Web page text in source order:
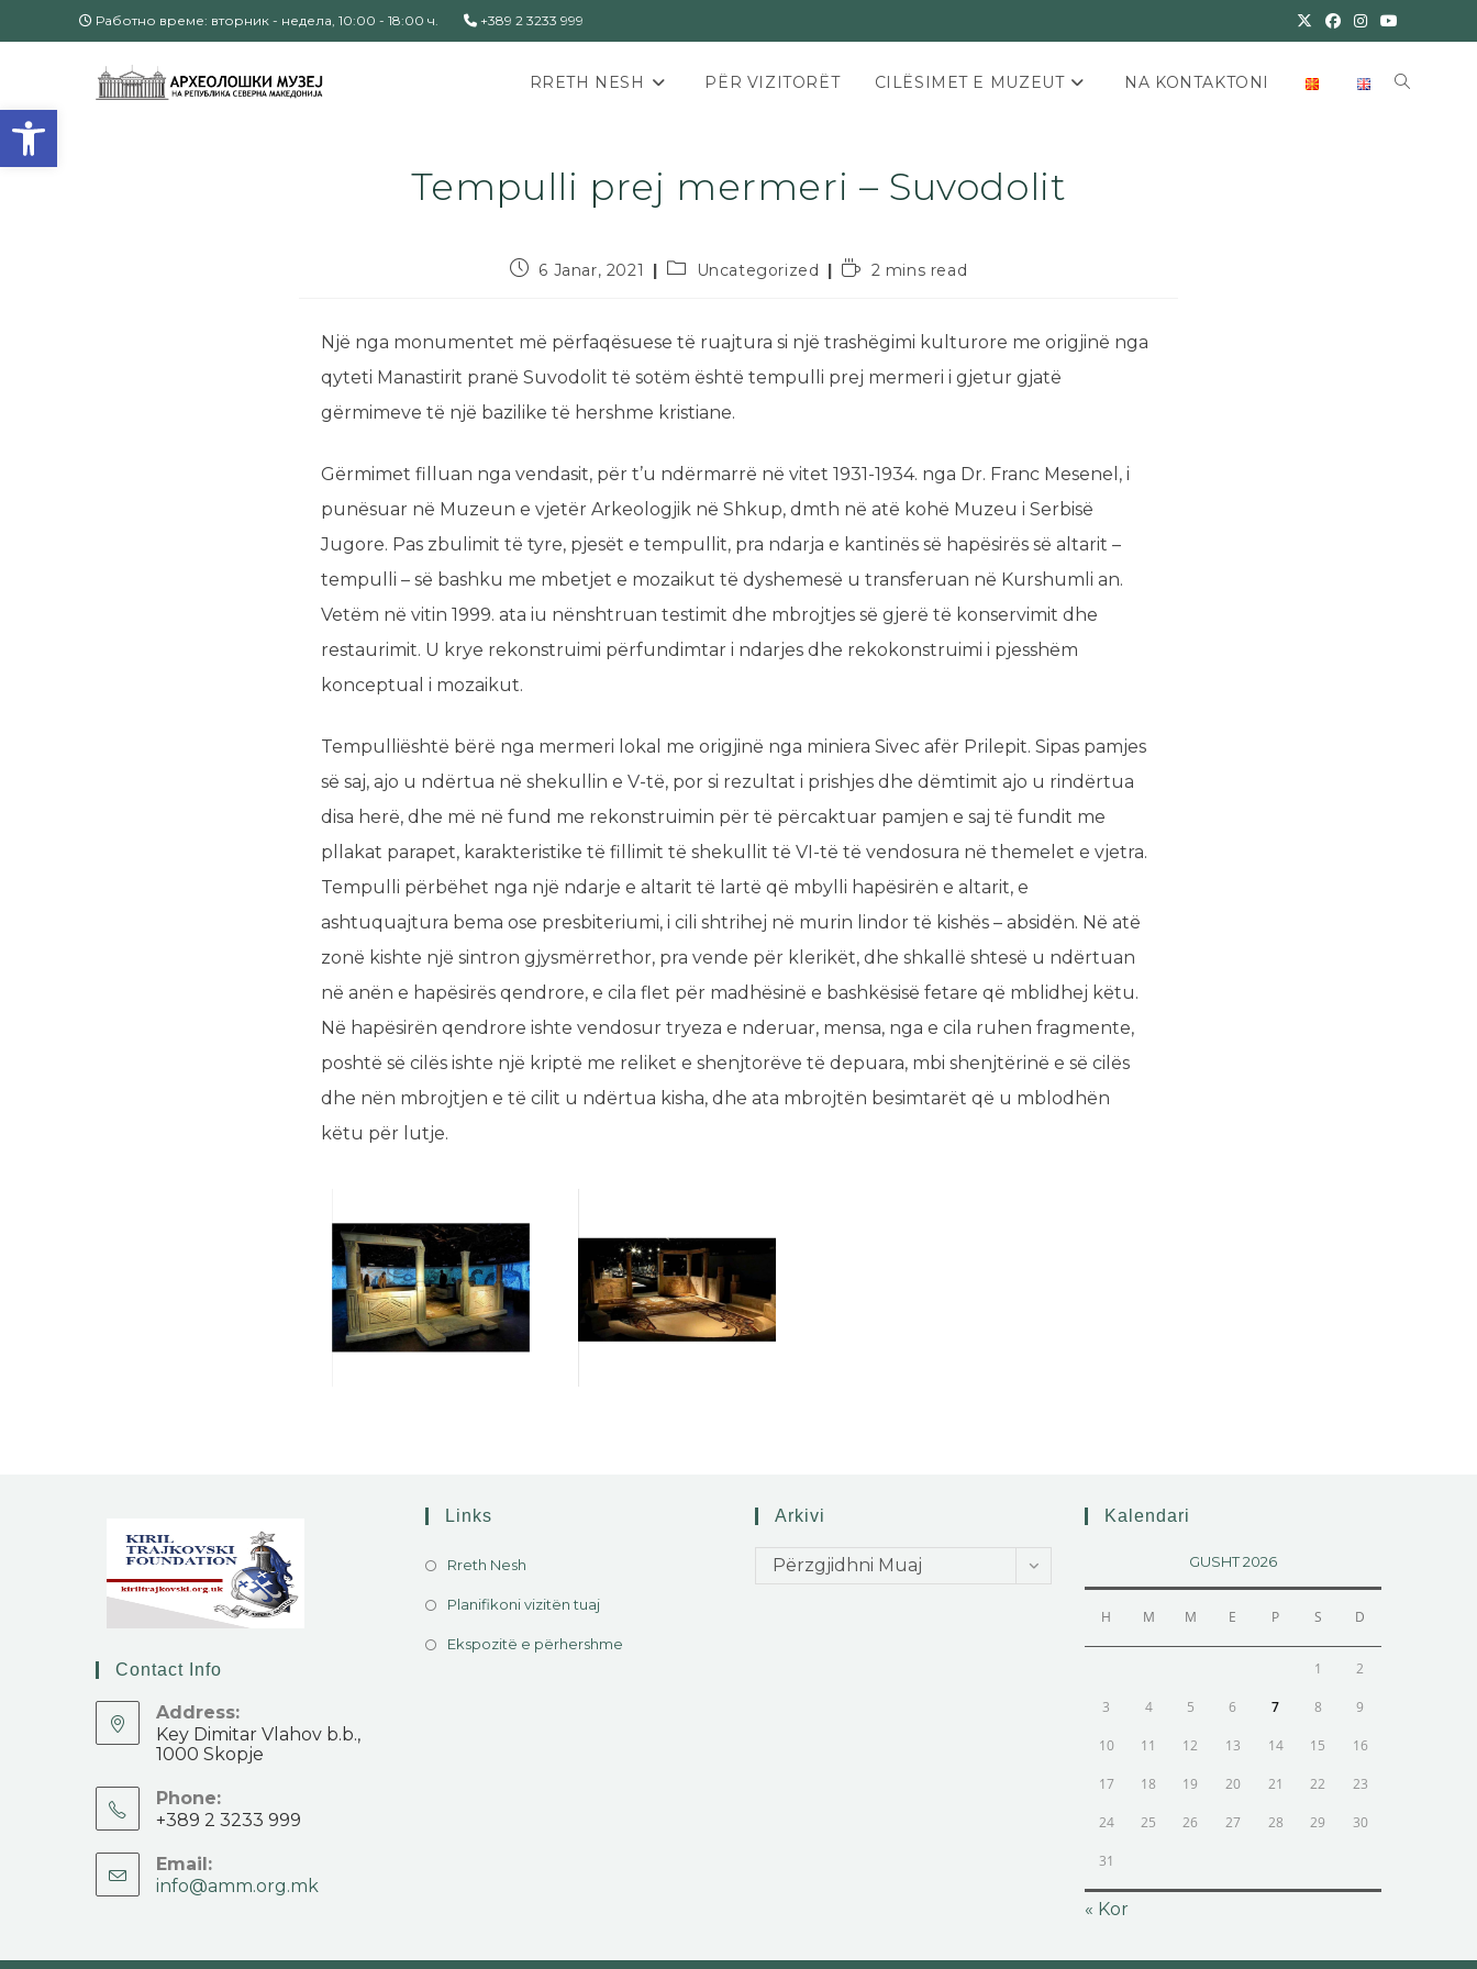
Open toolbar
Работно време: вторник - недела, 10:00 - 18:00 ч. +389 2 3233 999
RRETH NESH PËR VIZITORËT CILËSIMET E MUZEUT NA KONTAKTONI
Tempulli prej mermeri – Suvodolit
6 Janar, 2021 Uncategorized 2 mins read
Një nga monumentet më përfaqësuese të ruajtura si një trashëgimi kulturore me origjinë nga
qyteti Manastirit pranë Suvodolit të sotëm është tempulli prej mermeri i gjetur gjatë
gërmimeve të një bazilike të hershme kristiane.
Gërmimet filluan nga vendasit, për t’u ndërmarrë në vitet 1931-1934. nga Dr. Franc Mesenel, i
punësuar në Muzeun e vjetër Arkeologjik në Shkup, dmth në atë kohë Muzeu i Serbisë
Jugore. Pas zbulimit të tyre, pjesët e tempullit, pra ndarja e kantinës së hapësirës së altarit –
tempulli – së bashku me mbetjet e mozaikut të dyshemesë u transferuan në Kurshumli an.
Vetëm në vitin 1999. ata iu nënshtruan testimit dhe mbrojtjes së gjerë të konservimit dhe
restaurimit. U krye rekonstruimi përfundimtar i ndarjes dhe rekokonstruimi i pjesshëm
konceptual i mozaikut.
Tempulliështë bërë nga mermeri lokal me origjinë nga miniera Sivec afër Prilepit. Sipas pamjes
së saj, ajo u ndërtua në shekullin e V-të, por si rezultat i prishjes dhe dëmtimit ajo u rindërtua
disa herë, dhe më në fund me rekonstruimin për të përcaktuar pamjen e saj të fundit me
pllakat parapet, karakteristike të fillimit të shekullit të VI-të të vendosura në themelet e vjetra.
Tempulli përbëhet nga një ndarje e altarit të lartë që mbylli hapësirën e altarit, e
ashtuquajtura bema ose presbiteriumi, i cili shtrihej në murin lindor të kishës – absidën. Në atë
zonë kishte një sintron gjysmërrethor, pra vende për klerikët, dhe shkallë shtesë u ndërtuan
në anën e hapësirës qendrore, e cila flet për madhësinë e bashkësisë fetare që mblidhej këtu.
Në hapësirën qendrore ishte vendosur tryeza e nderuar, mensa, nga e cila ruhen fragmente,
poshtë së cilës ishte një kriptë me reliket e shenjtorëve të depuara, mbi shenjtërinë e së cilës
dhe nën mbrojtjen e të cilit u ndërtua kisha, dhe ata mbrojtën besimtarët që u mblodhën
këtu për lutje.
Contact Info
Address:
Key Dimitar Vlahov b.b.,
1000 Skopje
Phone:
+389 2 3233 999
Email:
info@amm.org.mk
Links
Rreth Nesh
Planifikoni vizitën tuaj
Ekspozitë e përhershme
Arkivi
Përzgjidhni Muaj
Kalendari
GUSHT 2026
H M M E P S D
1 2
3 4 5 6 7 8 9
10 11 12 13 14 15 16
17 18 19 20 21 22 23
24 25 26 27 28 29 30
31
« Kor